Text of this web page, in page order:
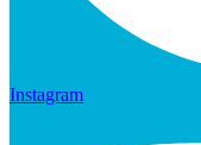
Instagram